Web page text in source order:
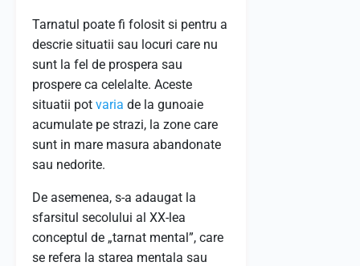
Tarnatul poate fi folosit si pentru a
descrie situatii sau locuri care nu
sunt la fel de prospera sau
prospere ca celelalte. Aceste
situatii pot varia de la gunoaie
acumulate pe strazi, la zone care
sunt in mare masura abandonate
sau nedorite.
De asemenea, s-a adaugat la
sfarsitul secolului al XX-lea
conceptul de „tarnat mental”, care
se refera la starea mentala sau